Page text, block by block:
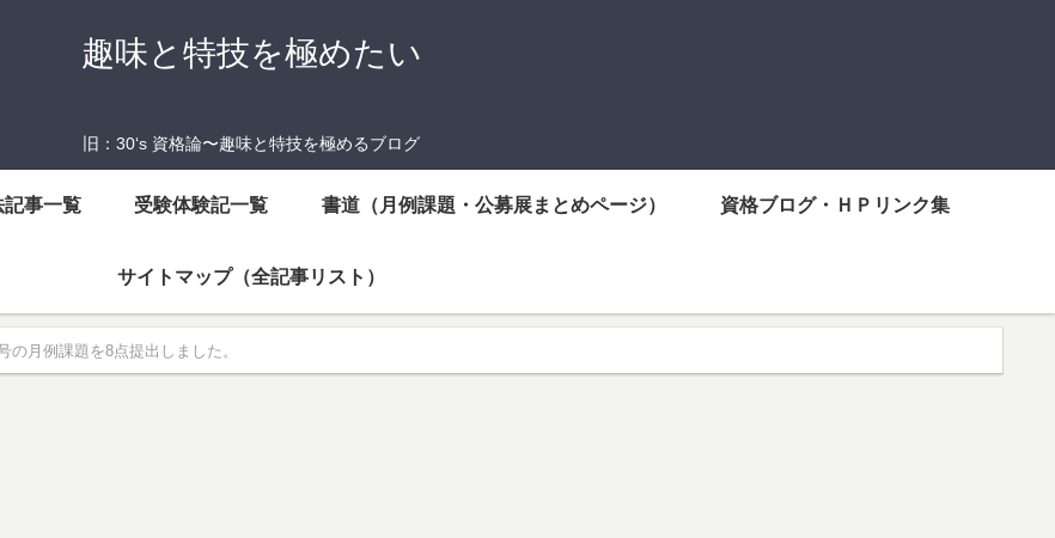
趣味と特技を極めたい
旧：30‘s 資格論〜趣味と特技を極めるブログ
記事一覧 受験体験記一覧 書道（月例課題・公募展まとめページ） 資格ブログ・ＨＰリンク集
サイトマップ（全記事リスト）
の月例課題を8点提出しました。